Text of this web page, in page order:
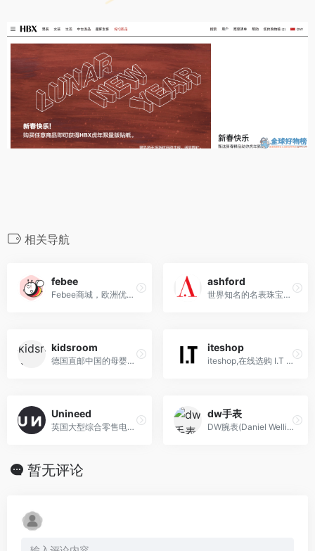
相关导航
febee
Febee商城，欧洲优质商家入驻平台。为中国消费者甄选和引入商品丰富、物美价廉的欧洲优质商家。线上销售商品涵盖美妆护肤、香水香氛、身体护理、家居日用、营养保健、母婴用品等。
ashford
世界知名的名表珠宝在线商城,售卖70多个国际知名品牌，4000余款货品
kidsroom
德国直邮中国的母婴用品网店,为您提供欧洲品质的儿童汽车安全座椅,婴儿推车,母婴用品及婴幼儿辅食奶粉
iteshop
iteshop,在线选购 I.T 旗下精选品牌的服饰与配饰,探寻前沿的时尚品牌及潮流新趋势
Unineed
英国大型综合零售电商,护肤彩妆与时尚配饰,满50镑包邮,支持支付宝
dw手表
DW腕表(Daniel Wellington)-时尚潮流手表品牌丹尼尔惠灵顿每款手表设计精益求精, 简约时尚的设计理念,打造隽永经典风格
暂无评论